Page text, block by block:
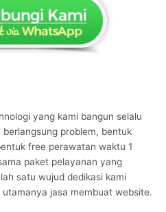
yang kami bangun selalu
problem, bentuk
free perawatan waktu 1
paket pelayanan yang
satu wujud dedikasi kami
jasa membuat website.